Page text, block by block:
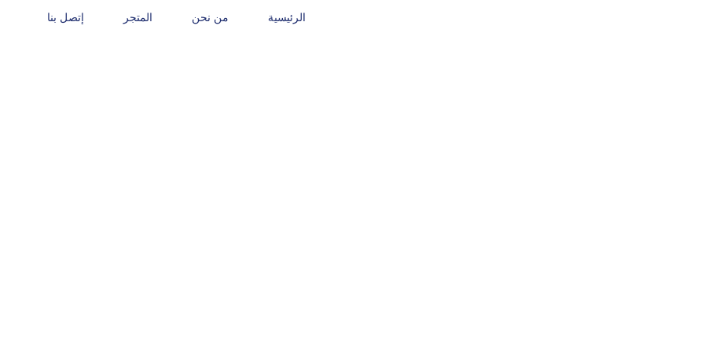
الرئيسية من نحن المتجر إتصل بنا